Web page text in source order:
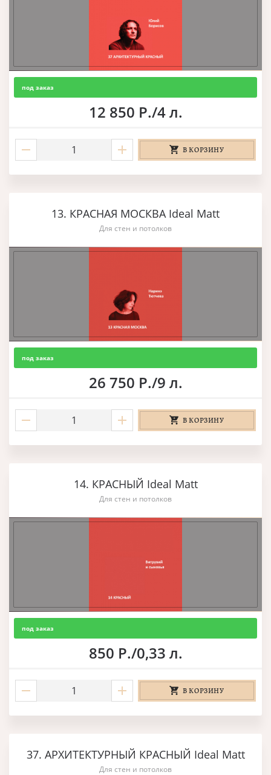
под заказ
12 850 Р./4 л.
В КОРЗИНУ
13. КРАСНАЯ МОСКВА Ideal Matt
Для стен и потолков
под заказ
26 750 Р./9 л.
В КОРЗИНУ
14. КРАСНЫЙ Ideal Matt
Для стен и потолков
под заказ
850 Р./0,33 л.
В КОРЗИНУ
37. АРХИТЕКТУРНЫЙ КРАСНЫЙ Ideal Matt
Для стен и потолков